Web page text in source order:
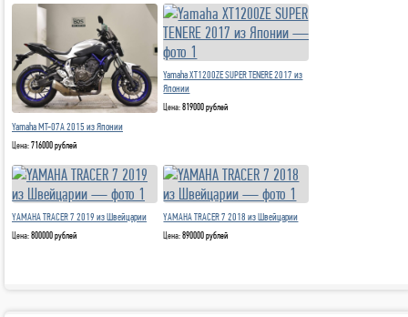
Yamaha MT-07A 2015 из Японии
Цена:716000 рублей
Yamaha XT1200ZE SUPER TENERE 2017 из
Японии
Цена:819000 рублей
YAMAHA TRACER 7 2019 из Швейцарии
Цена:800000 рублей
YAMAHA TRACER 7 2018 из Швейцарии
Цена:890000 рублей